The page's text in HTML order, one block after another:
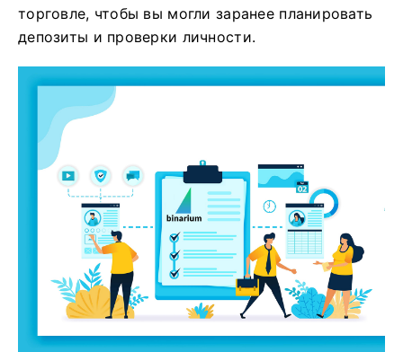
торговле, чтобы вы могли заранее планировать
депозиты и проверки личности.